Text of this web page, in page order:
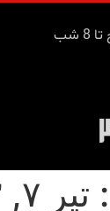
تیر ۷, ۱۴۰۳